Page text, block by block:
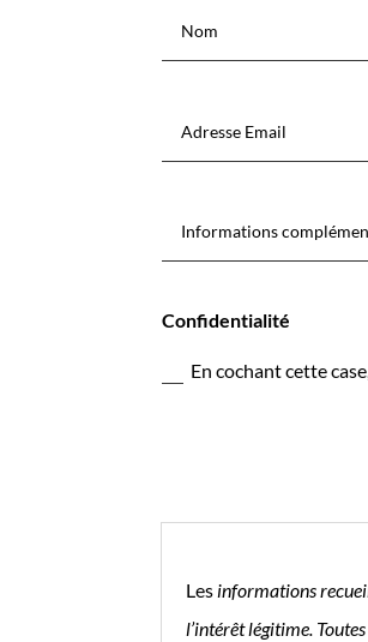
Confidentialité
En cochant cette
Les informations
l’intérêt légitime.